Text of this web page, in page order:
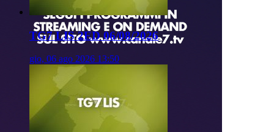
TG7 LIS 2ED 06/08/2026
gio, 06 ago 2026 13:50